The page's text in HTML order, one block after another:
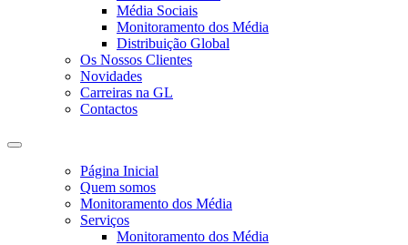
Média Sociais
Monitoramento dos Média
Distribuição Global
Os Nossos Clientes
Novidades
Carreiras na GL
Contactos
Página Inicial
Quem somos
Monitoramento dos Média
Serviços
Monitoramento dos Média